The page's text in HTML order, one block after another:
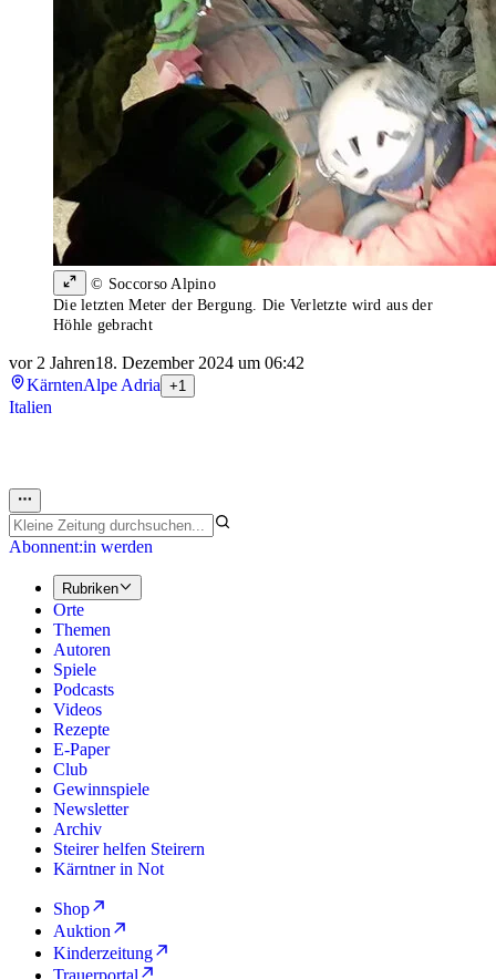
© Soccorso Alpino
Die letzten Meter der Bergung. Die Verletzte wird aus der
Höhle gebracht
vor 2 Jahren18. Dezember 2024 um 06:42
KärntenAlpe Adria +1
Italien
Abonnent:in werden
Rubriken
Orte
Themen
Autoren
Spiele
Podcasts
Videos
Rezepte
E-Paper
Club
Gewinnspiele
Newsletter
Archiv
Steirer helfen Steirern
Kärntner in Not
Shop
Auktion
Kinderzeitung
Trauerportal